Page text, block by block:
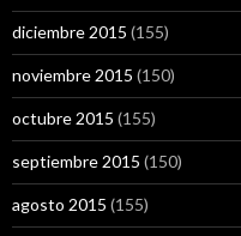
diciembre 2015 (155)
noviembre 2015 (150)
octubre 2015 (155)
septiembre 2015 (150)
agosto 2015 (155)